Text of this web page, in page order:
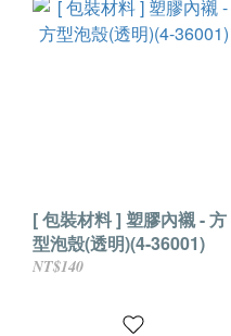
[ 包裝材料 ] 塑膠內襯 - 方
型泡殼(透明)(4-36001)
NT$140